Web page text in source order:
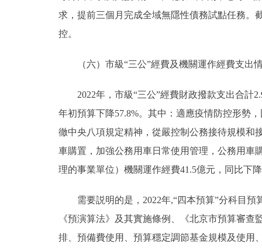
求，提前三個月完成全域無隱性債務試點任務。
控。
（六）市級“三公”經費及機關運作經費支出
2022年，市級“三公”經費財政撥款支出合計
年初預算下降57.8%。其中：適應疫情防控形勢
徹中央八項規定精神，從嚴控制公務接待規模和
車購置，加強公務用車日常使用管理，公務用車
理的事業單位）機關運作經費41.5億元，同比下
需要説明的是，2022年,“四本預算”分科目預
《預演算法》及其實施條例、《北京市預算審
排、預備費使用、預算穩定調節基金規模及使用